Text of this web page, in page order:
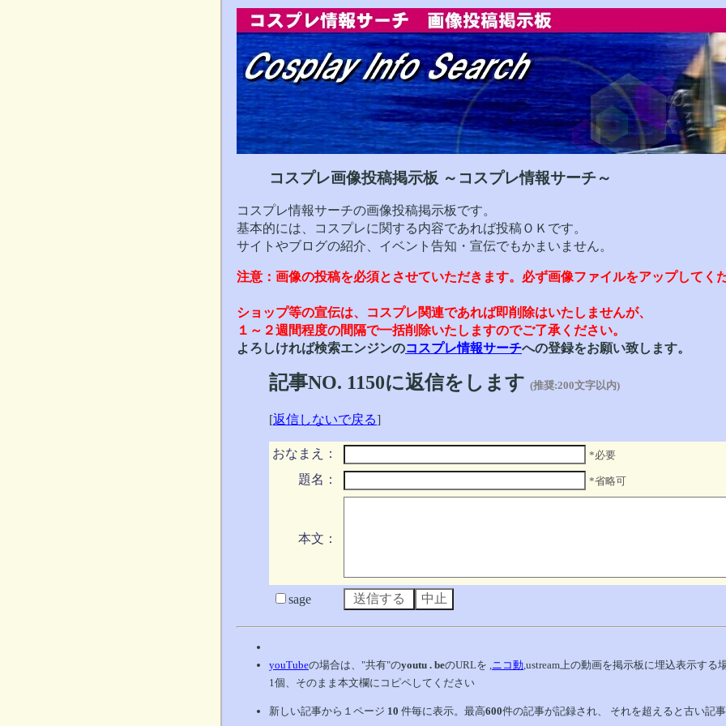
コスプレ画像投稿掲示板 ～コスプレ情報サーチ～
コスプレ情報サーチの画像投稿掲示板です。
基本的には、コスプレに関する内容であれば投稿ＯＫです。
サイトやブログの紹介、イベント告知・宣伝でもかまいません。
注意：画像の投稿を必須とさせていただきます。必ず画像ファイルをアップしてく
ショップ等の宣伝は、コスプレ関連であれば即削除はいたしませんが、
１～２週間程度の間隔で一括削除いたしますのでご了承ください。
よろしければ検索エンジンのコスプレ情報サーチへの登録をお願い致します。
記事NO. 1150に返信をします (推奨:200文字以内)
[返信しないで戻る]
おなまえ： *必要
題名： *省略可
本文：
sage
youTubeの場合は、"共有"のyoutu . beのURLを ,ニコ動,ustream上の動画を掲示板に埋込表示する
1個、そのまま本文欄にコピペしてください
新しい記事から１ページ 10 件毎に表示。最高600件の記事が記録され、 それを超えると古い記